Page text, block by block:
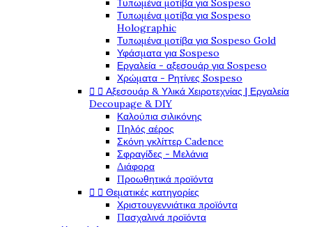
Τυπωμένα μοτίβα για Sospeso
Τυπωμένα μοτίβα για Sospeso
Holographic
Τυπωμένα μοτίβα για Sospeso Gold
Υφάσματα για Sospeso
Εργαλεία - αξεσουάρ για Sospeso
Χρώματα - Ρητίνες Sospeso
  Αξεσουάρ & Υλικά Χειροτεχνίας | Εργαλεία
Decoupage & DIY
Καλούπια σιλικόνης
Πηλός αέρος
Σκόνη γκλίττερ Cadence
Σφραγίδες - Μελάνια
Διάφορα
Προωθητικά προϊόντα
  Θεματικές κατηγορίες
Χριστουγεννιάτικα προϊόντα
Πασχαλινά προϊόντα